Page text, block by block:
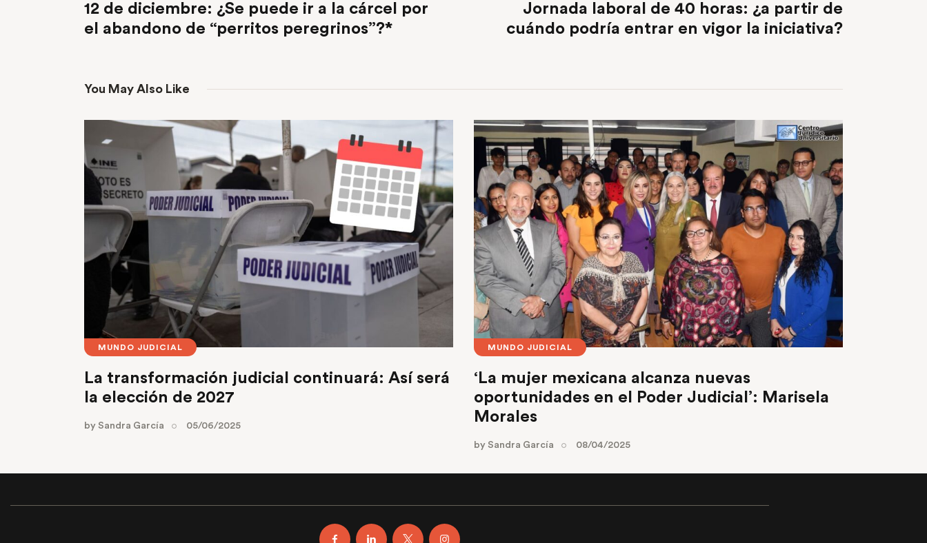
12 de diciembre: ¿Se puede ir a la cárcel por
el abandono de “perritos peregrinos”?*
Jornada laboral de 40 horas: ¿a partir de
cuándo podría entrar en vigor la iniciativa?
You May Also Like
MUNDO JUDICIAL
La transformación judicial continuará: Así será
la elección de 2027
by Sandra García 05/06/2025
MUNDO JUDICIAL
‘La mujer mexicana alcanza nuevas
oportunidades en el Poder Judicial’: Marisela
Morales
by Sandra García 08/04/2025